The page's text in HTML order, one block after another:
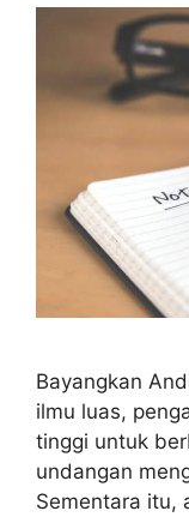
Bayangkan
ilmu luas,
tinggi untuk
undangan
Sementara itu,